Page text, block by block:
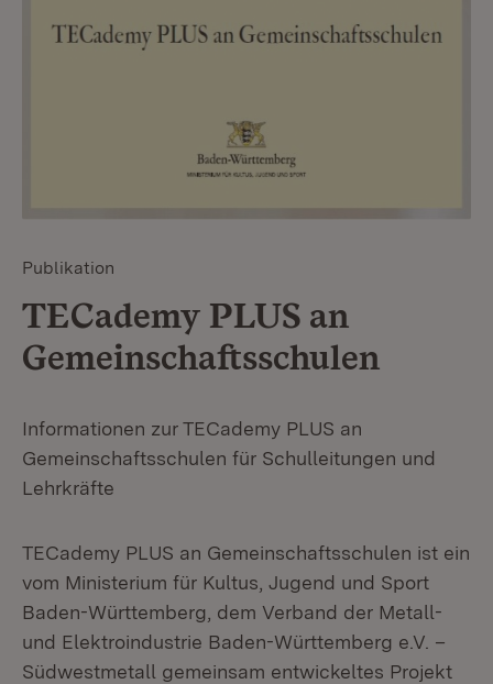
Publikation
TECademy PLUS an
Gemeinschaftsschulen
Informationen zur TECademy PLUS an
Gemeinschaftsschulen für Schulleitungen und
Lehrkräfte
TECademy PLUS an Gemeinschaftsschulen ist ein
vom Ministerium für Kultus, Jugend und Sport
Baden-Württemberg, dem Verband der Metall-
und Elektroindustrie Baden-Württemberg e.V. –
Südwestmetall gemeinsam entwickeltes Projekt